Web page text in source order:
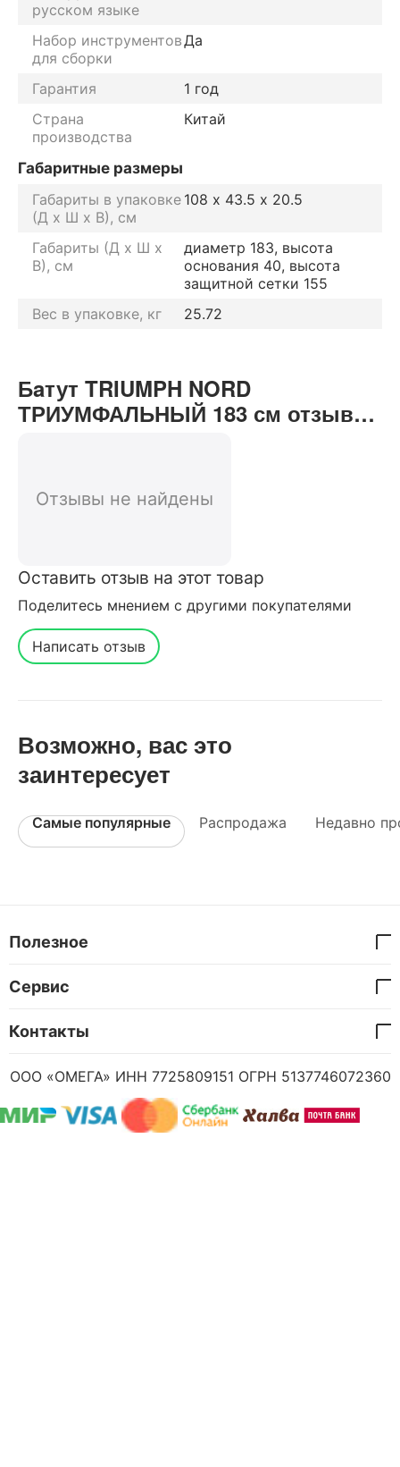
русском языке
Набор инструментов
для сборки
Да
Гарантия
1 год
Страна
производства
Китай
Габаритные размеры
Габариты в упаковке
(Д х Ш х В), см
108 х 43.5 х 20.5
Габариты (Д х Ш х
В), см
диаметр 183, высота
основания 40, высота
защитной сетки 155
Вес в упаковке, кг
25.72
Бaтут TRIUMPH NORD
ТРИУМФАЛЬНЫЙ 183 см отзывы
Отзывы не найдены
Оставить отзыв на этот товар
Поделитесь мнением с другими покупателями
Написать отзыв
Возможно, вас это
заинтересует
Самые популярные Распродажа Недавно
Полезное
Сервис
Контакты
ООО «ОМЕГА» ИНН 7725809151 ОГРН 5137746072360